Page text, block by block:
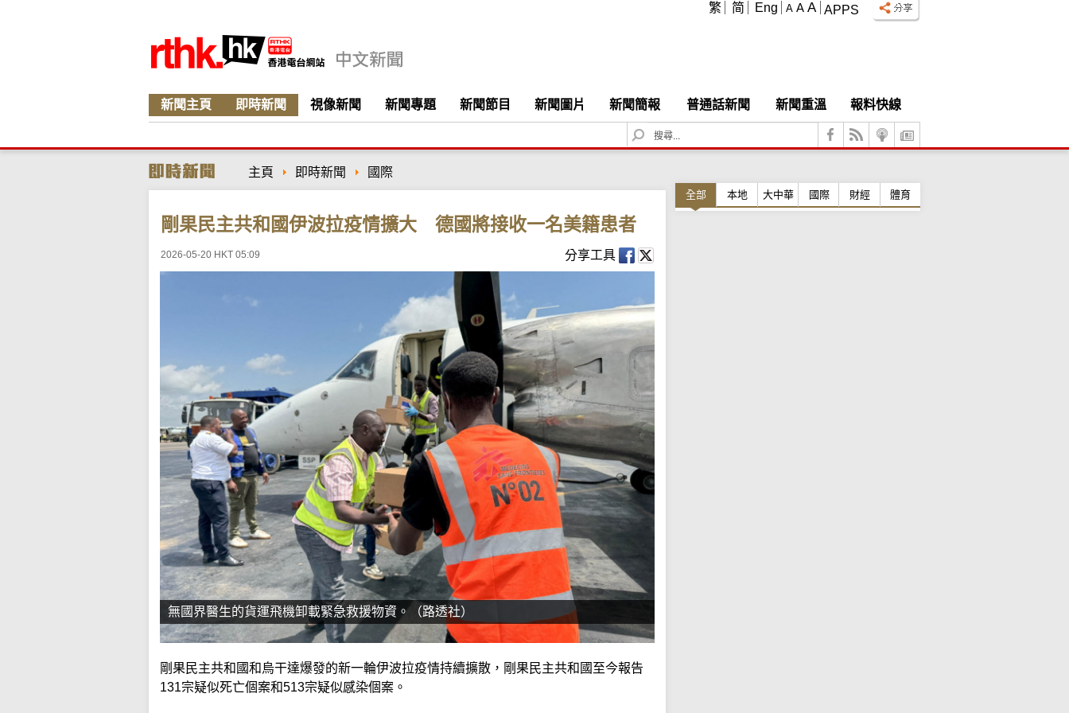
APPS
A A A
繁 简 Eng
新聞主頁 即時新聞 視像新聞 新聞專題 新聞節目 新聞圖片 新聞簡報 普通話新聞 新聞重溫
報料快線
S
e
c
主頁 即時新聞 國際
剛果民主共和國伊波拉疫情擴大 德國將接收一名美籍患者
2026-05-20 HKT 05:09 分享工具
無國界醫生的貨運飛機卸載緊急救援物資。（路透社）
剛果民主共和國和烏干達爆發的新一輪伊波拉疫情持續擴散，剛果民主共和國至今報告
131宗疑似死亡個案和513宗疑似感染個案。
全部 本地 大中華 國際 財經 體育